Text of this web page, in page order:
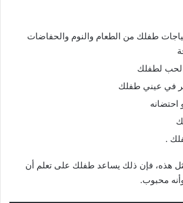
طفلك من الطعام والنوم والحفاضات
لطفلك
في عيني طفلك
.
هذه، فإن ذلك يساعد طفلك على تعلم أن
محبوب.